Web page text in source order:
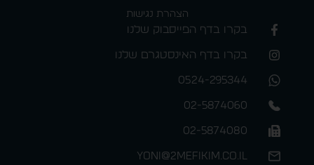
הצהרת נגישות
בקרו בדף הפייסבוק שלנו
בקרו בדף האינסטגרם שלנו
0524-295344
02-5874060
02-5874080
yoni@2mefikim.co.il